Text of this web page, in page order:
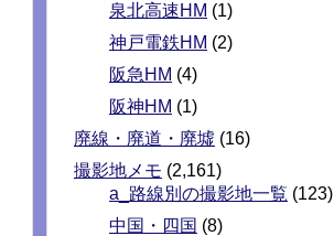
泉北高速HM (1)
神戸電鉄HM (2)
阪急HM (4)
阪神HM (1)
廃線・廃道・廃墟 (16)
撮影地メモ (2,161)
a_路線別の撮影地一覧 (123)
中国・四国 (8)